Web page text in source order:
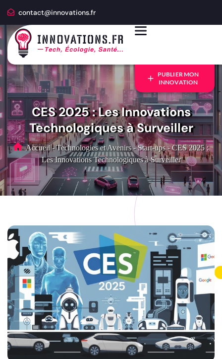
contact@innovations.fr
PUBLIER MON
INNOVATION
CES 2025 : Les Innovations
Technologiques à Surveiller
Accueil - Technologies et Avenirs - Start-ups - CES 2025 :
Les Innovations Technologiques à Surveiller